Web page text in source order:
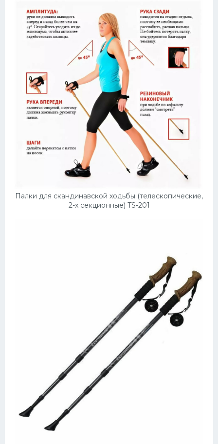
Палки для скандинавской ходьбы (телескопические,
2-х секционные) TS-201